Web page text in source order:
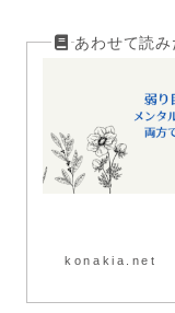
konakia.net